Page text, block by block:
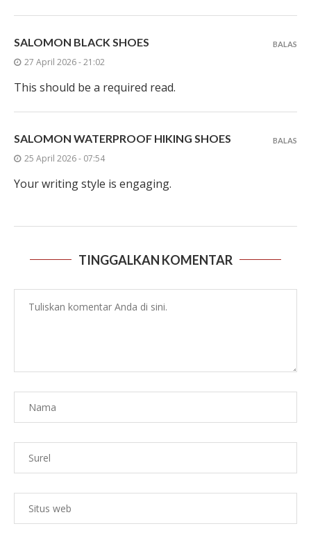
SALOMON BLACK SHOES
27 April 2026 - 21:02
This should be a required read.
BALAS
SALOMON WATERPROOF HIKING SHOES
25 April 2026 - 07:54
Your writing style is engaging.
BALAS
TINGGALKAN KOMENTAR